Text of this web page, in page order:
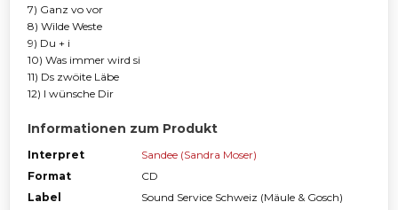
7) Ganz vo vor
8) Wilde Weste
9) Du + i
10) Was immer wird si
11) Ds zwöite Läbe
12) I wünsche Dir
Informationen zum Produkt
Interpret
Sandee (Sandra Moser)
Format
CD
Label
Sound Service Schweiz (Mäule & Gosch)